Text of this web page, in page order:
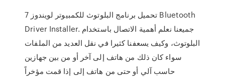
تحميل برنامج البلوتوث للكمبيوتر لويندوز 7 Bluetooth
Driver Installer. جميعنا نعلم أهمية الاتصال باستخدام
البلوتوث، وكيف يسعفنا كثيرا في نقل العديد من الملفات
سواء كان ذلك من هاتف إلى آخر أو من بين جهازين
حاسب آلي أو حتى من هاتف إلى إذا قمت مؤخراً